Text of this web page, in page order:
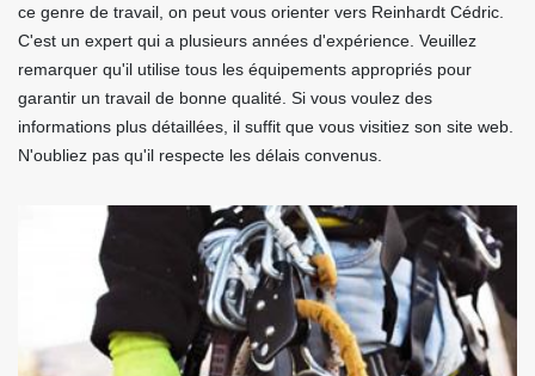
ce genre de travail, on peut vous orienter vers Reinhardt Cédric.
C'est un expert qui a plusieurs années d'expérience. Veuillez
remarquer qu'il utilise tous les équipements appropriés pour
garantir un travail de bonne qualité. Si vous voulez des
informations plus détaillées, il suffit que vous visitiez son site web.
N'oubliez pas qu'il respecte les délais convenus.